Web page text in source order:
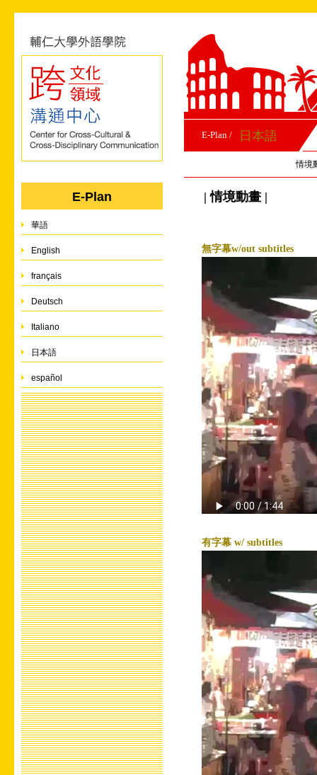
E-Plan
華語
English
français
Deutsch
Italiano
日本語
español
E-Plan / 日本語
情境
| 情境動畫 |
無字幕w/out subtitles
有字幕 w/ subtitles